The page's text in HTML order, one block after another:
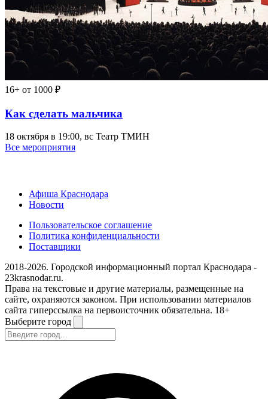
16+ от 1000 ₽
Как сделать мальчика
18 октября в 19:00, вс Театр ТМИН
Все мероприятия
Афиша Краснодара
Новости
Пользовательское соглашение
Политика конфиденциальности
Поставщики
2018-2026. Городской информационный портал Краснодара -
23krasnodar.ru.
Права на текстовые и другие материалы, размещенные на
сайте, охраняются законом. При использовании материалов
сайта гиперссылка на первоисточник обязательна. 18+
Выберите город